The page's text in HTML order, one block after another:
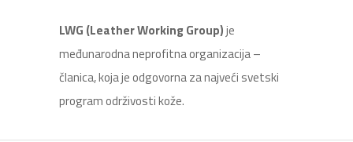
LWG (Leather Working Group)je
međunarodna neprofitna organizacija –
članica, koja je odgovorna za najveći svetski
program održivosti kože.